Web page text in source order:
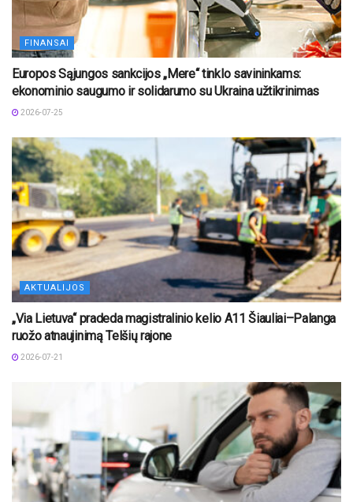
FINANSAI
Europos Sąjungos sankcijos „Mere“ tinklo savininkams:
ekonominio saugumo ir solidarumo su Ukraina užtikrinimas
2026-07-25
AKTUALIJOS
„Via Lietuva“ pradeda magistralinio kelio A11 Šiauliai–Palanga
ruožo atnaujinimą Telšių rajone
2026-07-21